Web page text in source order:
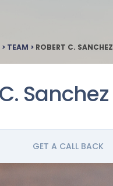
> TEAM > ROBERT C. SANCHEZ
Sanchez
GET A CALL BACK